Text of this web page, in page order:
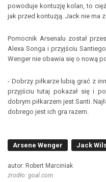
powoduje kontuzję kolan, to
jak przed kontuzją. Jack nie ma
Pomocnik Arsenalu został
Alexa Songa i przyjściu
Wenger nie obawia się o nową
- Dobrzy piłkarze lubią grać z
przyjściu tutaj pokazał się i
dobrym piłkarzem jest Santi.
dobrego jest ich gra razem.
Arsene Wenger Jack
autor: Robert Marciniak
źrodło: goal.com